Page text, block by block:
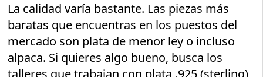
La calidad varía bastante. Las piezas más
baratas que encuentras en los puestos del
mercado son plata de menor ley o incluso
alpaca. Si quieres algo bueno, busca los